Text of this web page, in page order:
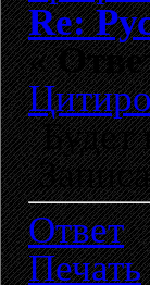
Re:
«
Будет
Ответ
Печать